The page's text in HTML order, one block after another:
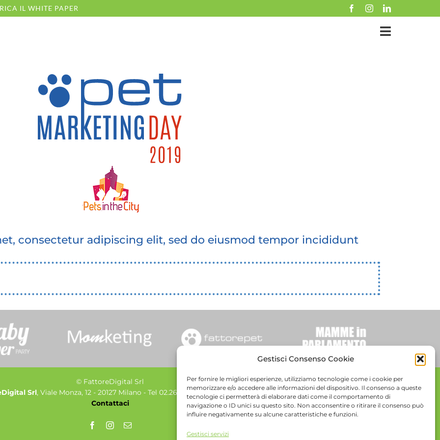
Gestisci Consenso Cookie
Per fornire le migliori esperienze, utilizziamo tecnologie come i cookie per
memorizzare e/o accedere alle informazioni del dispositivo. Il consenso a queste
tecnologie ci permetterà di elaborare dati come il comportamento di
navigazione o ID unici su questo sito. Non acconsentire o ritirare il consenso può
influire negativamente su alcune caratteristiche e funzioni.
Gestisci servizi
IL WHITE PAPER
consectetur adipiscing elit, sed do eiusmod tempor incididunt
© FattoreDigital Srl
Srl, Viale Monza, 12 - 20127 Milano - Tel 02.26882222 - P.IVA 06861850961 |Privacy e cookie policy|
Contattaci
FacebookInstagram
Email